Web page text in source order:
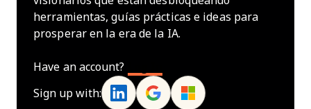
herramientas, guías prácticas e ideas para
prosperar en la era de la IA.
Have an account?
Sign up with: